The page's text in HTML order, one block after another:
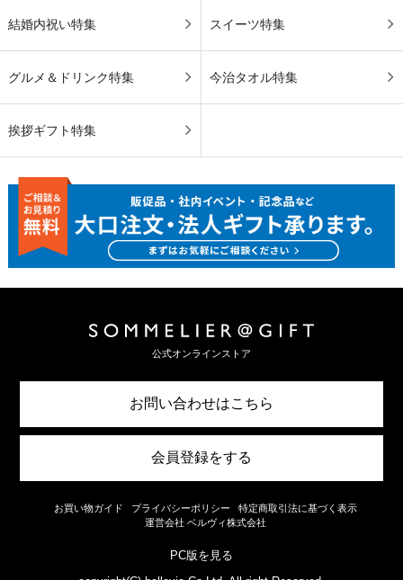
結婚内祝い特集 スイーツ特集
グルメ＆ドリンク特集 今治タオル特集
挨拶ギフト特集
公式オンラインストア
お問い合わせはこちら
会員登録をする
お買い物ガイド プライバシーポリシー
特定商取引法に基づく表示
運営会社 ベルヴィ株式会社
PC版を見る